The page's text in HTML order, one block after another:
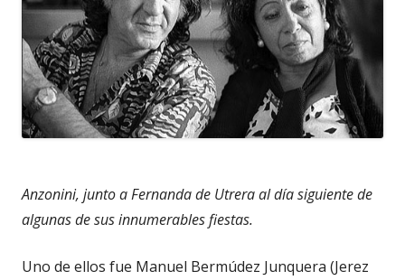
Anzonini, junto a Fernanda de Utrera al día siguiente de
algunas de sus innumerables fiestas.
Uno de ellos fue Manuel Bermúdez Junquera (Jerez